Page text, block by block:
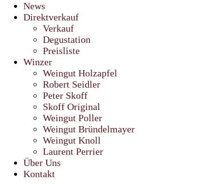
News
Direktverkauf
Verkauf
Degustation
Preisliste
Winzer
Weingut Holzapfel
Robert Seidler
Peter Skoff
Skoff Original
Weingut Poller
Weingut Bründelmayer
Weingut Knoll
Laurent Perrier
Über Uns
Kontakt